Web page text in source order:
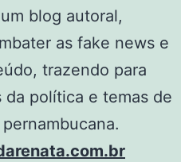
blog autoral,
as fake news e
trazendo para
política e temas de